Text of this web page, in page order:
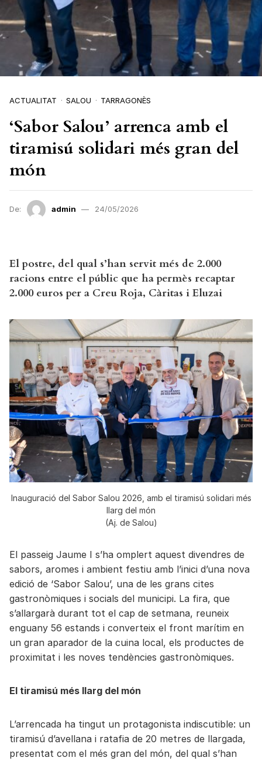
ACTUALITAT SALOU TARRAGONÈS
‘Sabor Salou’ arrenca amb el
tiramisú solidari més gran del
món
De: admin 24/05/2026
El postre, del qual s’han servit més de 2.000
racions entre el públic que ha permès recaptar
2.000 euros per a Creu Roja, Càritas i Eluzai
Inauguració del Sabor Salou 2026, amb el tiramisú solidari més
llarg del món
(Aj. de Salou)
El passeig Jaume I s’ha omplert aquest divendres de
sabors, aromes i ambient festiu amb l’inici d’una nova
edició de ‘Sabor Salou’, una de les grans cites
gastronòmiques i socials del municipi. La fira, que
s’allargarà durant tot el cap de setmana, reuneix
enguany 56 estands i converteix el front marítim en
un gran aparador de la cuina local, els productes de
proximitat i les noves tendències gastronòmiques.
El tiramisú més llarg del món
L’arrencada ha tingut un protagonista indiscutible: un
tiramisú d’avellana i ratafia de 20 metres de llargada,
presentat com el més gran del món, del qual s’han